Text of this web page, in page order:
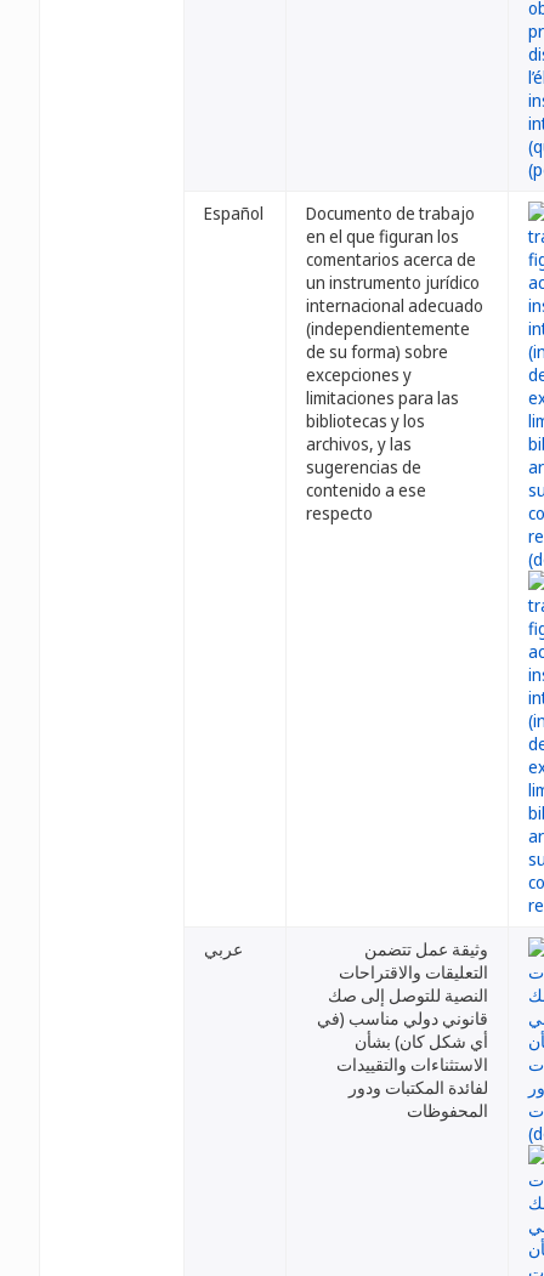
Español
Documento de trabajo
en el que figuran los
comentarios acerca de
un instrumento jurídico
internacional adecuado
(independientemente
de su forma) sobre
excepciones y
limitaciones para las
bibliotecas y los
archivos, y las
sugerencias de
contenido a ese
respecto
عربي
وثيقة عمل تتضمن
التعليقات والاقتراحات
النصية للتوصل إلى صك
قانوني دولي مناسب (في
أي شكل كان) بشأن
الاستثناءات والتقييدات
لفائدة المكتبات ودور
المحفوظات